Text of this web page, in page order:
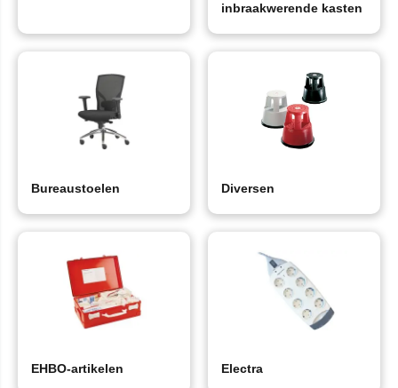
inbraakwerende kasten
Bureaustoelen Diversen
EHBO-artikelen Electra